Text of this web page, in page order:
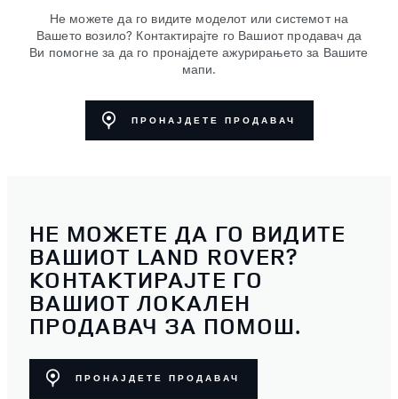
Не можете да го видите моделот или системот на
Вашето возило? Контактирајте го Вашиот продавач да
Ви помогне за да го пронајдете ажурирањето за Вашите
мапи.
ПРОНАЈДЕТЕ ПРОДАВАЧ
НЕ МОЖЕТЕ ДА ГО ВИДИТЕ
ВАШИОТ LAND ROVER?
КОНТАКТИРАЈТЕ ГО
ВАШИОТ ЛОКАЛЕН
ПРОДАВАЧ ЗА ПОМОШ.
ПРОНАЈДЕТЕ ПРОДАВАЧ